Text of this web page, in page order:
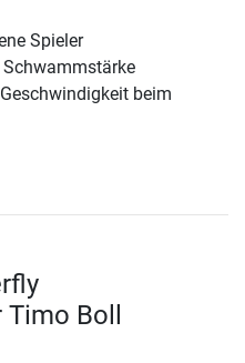
Spieler
beim
Boll